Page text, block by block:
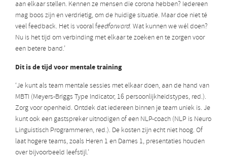
aan elkaar stellen. Kennen ze mensen die corona hebben? Iedereen
mag boos zijn en verdrietig, om de huidige situatie. Maar doe niet té
veel feedback. Het is vooral feedforward. Wat kunnen we wél doen?
Nu is het tijd om verbinding met elkaar te zoeken en te zorgen voor
een betere band.’
Dit is de tijd voor mentale training
‘Je kunt als team mentale sessies met elkaar doen, aan de hand van
MBTI (Meyers-Briggs Type Indicator, 16 persoonlijkheidstypes, red.).
Zorg voor openheid. Ontdek dat iedereen binnen je team uniek is. Je
kunt ook een gastspreker uitnodigen of een NLP-coach (NLP is Neuro
Linguistisch Programmeren, red.). De kosten zijn echt niet hoog. Of
laat hogere teams, zoals Heren 1 en Dames 1, presentaties houden
over bijvoorbeeld leefstijl.’